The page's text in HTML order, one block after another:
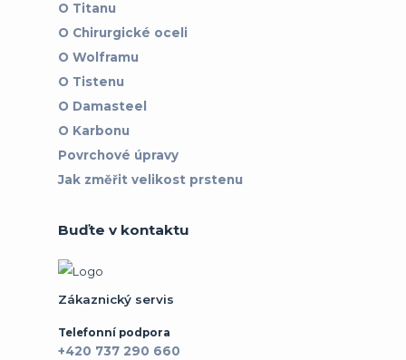
O Titanu
O Chirurgické oceli
O Wolframu
O Tistenu
O Damasteel
O Karbonu
Povrchové úpravy
Jak změřit velikost prstenu
Buďte v kontaktu
Zákaznický servis
Telefonní podpora
+420 737 290 660